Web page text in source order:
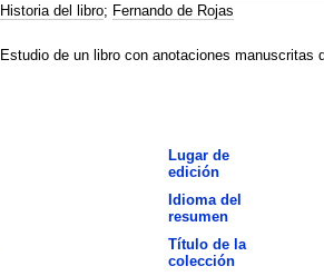
Historia del libro; Fernando de Rojas
Estudio de un libro con anotaciones manuscritas
Lugar de
edición
Idioma del
resumen
Título de la
colección